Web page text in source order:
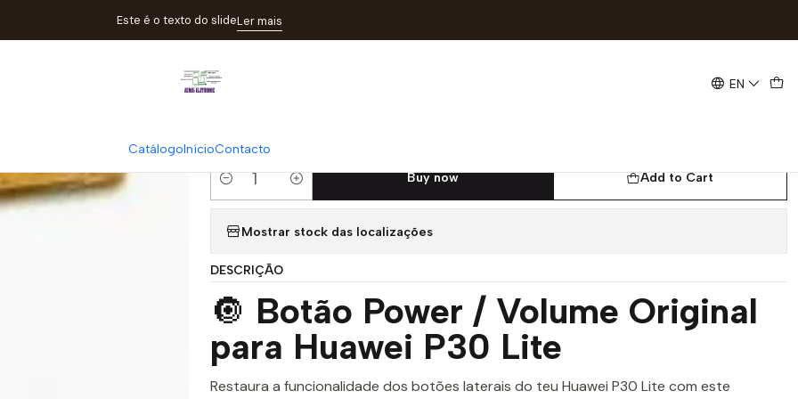
EN
CatálogoInícioContacto
Este é o texto do slideLer mais
Componentes Botão power / volume Huawei P30 lite original
|
Botão power / volume Huawei P30 lite
Quantity
Add to Cart
Buy now
Mostrar stock das localizações
DESCRIÇÃO
🔘 Botão Power / Volume Original
para Huawei P30 Lite
Restaura a funcionalidade dos botões laterais do teu Huawei P30 Lite com este